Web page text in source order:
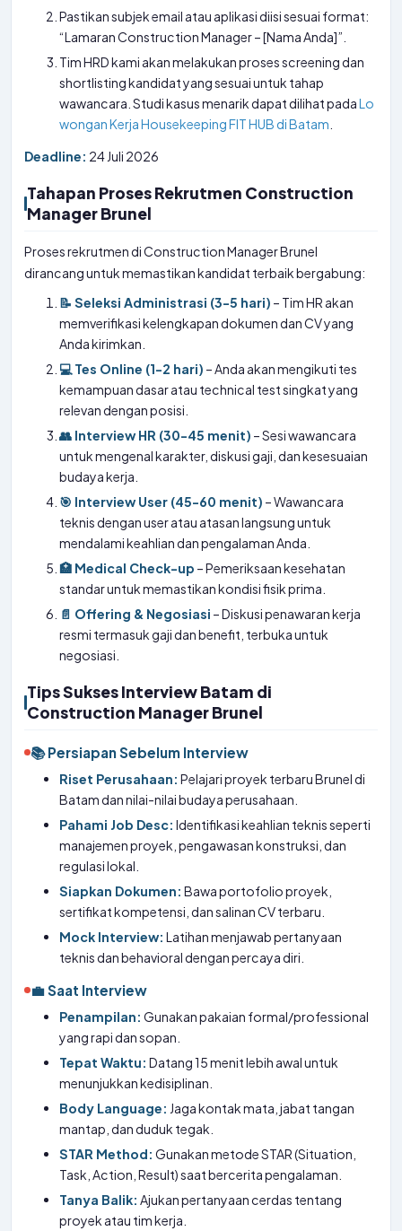
Pastikan subjek email atau aplikasi diisi sesuai format:
“Lamaran Construction Manager – [Nama Anda]”.
Tim HRD kami akan melakukan proses screening dan
shortlisting kandidat yang sesuai untuk tahap
wawancara. Studi kasus menarik dapat dilihat padaLo
wongan Kerja Housekeeping FIT HUB di Batam
Deadline: 24 Juli 2026
Tahapan Proses Rekrutmen Construction
Manager Brunel
Proses rekrutmen di Construction Manager Brunel
dirancang untuk memastikan kandidat terbaik bergabung:
📝 Seleksi Administrasi (3-5 hari) – Tim HR akan
memverifikasi kelengkapan dokumen dan CV yang
Anda kirimkan.
💻 Tes Online (1-2 hari) – Anda akan mengikuti tes
kemampuan dasar atau technical test singkat yang
relevan dengan posisi.
👥 Interview HR (30-45 menit) – Sesi wawancara
untuk mengenal karakter, diskusi gaji, dan kesesuaian
budaya kerja.
🎯 Interview User (45-60 menit) – Wawancara
teknis dengan user atau atasan langsung untuk
mendalami keahlian dan pengalaman Anda.
🏥 Medical Check-up – Pemeriksaan kesehatan
standar untuk memastikan kondisi fisik prima.
📄 Offering & Negosiasi – Diskusi penawaran kerja
resmi termasuk gaji dan benefit, terbuka untuk
negosiasi.
Tips Sukses Interview Batam di
Construction Manager Brunel
📚 Persiapan Sebelum Interview
Riset Perusahaan: Pelajari proyek terbaru Brunel di
Batam dan nilai-nilai budaya perusahaan.
Pahami Job Desc: Identifikasi keahlian teknis seperti
manajemen proyek, pengawasan konstruksi, dan
regulasi lokal.
Siapkan Dokumen: Bawa portofolio proyek,
sertifikat kompetensi, dan salinan CV terbaru.
Mock Interview: Latihan menjawab pertanyaan
teknis dan behavioral dengan percaya diri.
💼 Saat Interview
Penampilan: Gunakan pakaian formal/professional
yang rapi dan sopan.
Tepat Waktu: Datang 15 menit lebih awal untuk
menunjukkan kedisiplinan.
Body Language: Jaga kontak mata, jabat tangan
mantap, dan duduk tegak.
STAR Method: Gunakan metode STAR (Situation,
Task, Action, Result) saat bercerita pengalaman.
Tanya Balik: Ajukan pertanyaan cerdas tentang
proyek atau tim kerja.